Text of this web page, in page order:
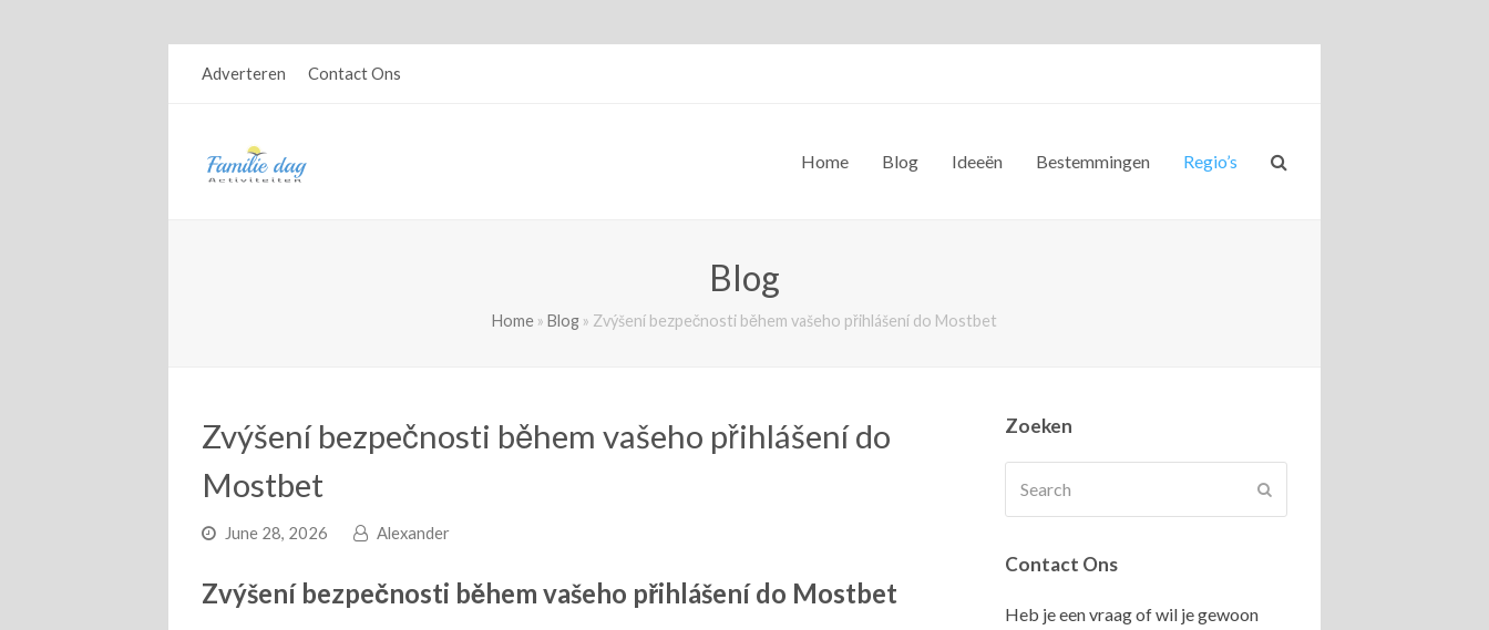
Adverteren Contact Ons
Home Blog Ideeën Bestemmingen Regio’s
Blog
Home » Blog » Zvýšení bezpečnosti během vašeho přihlášení do Mostbet
Zvýšení bezpečnosti během vašeho přihlášení do
Mostbet
June 28, 2026 Alexander
Zvýšení bezpečnosti během vašeho přihlášení do Mostbet
Zoeken
Contact Ons
Heb je een vraag of wil je gewoon